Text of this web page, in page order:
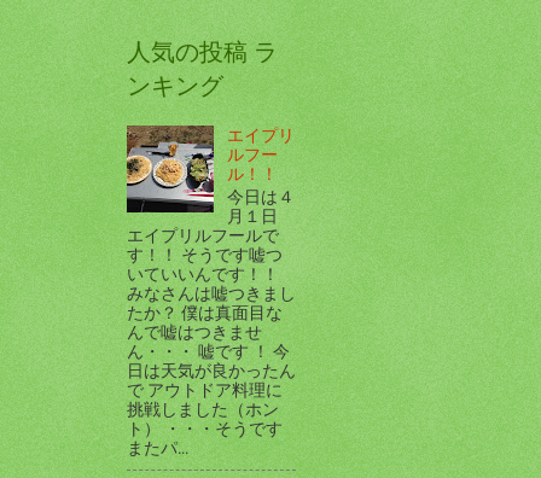
人気の投稿 ラ
ンキング
エイプリ
ルフー
ル！！
今日は４
月１日
エイプリルフールで
す！！ そうです嘘つ
いていいんです！！
みなさんは嘘つきまし
たか？ 僕は真面目な
んで嘘はつきませ
ん・・・ 嘘です ！ 今
日は天気が良かったん
で アウトドア料理に
挑戦しました（ホン
ト） ・・・そうです
またパ...